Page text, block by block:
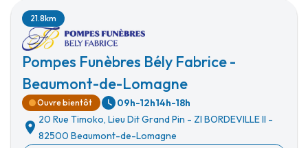
Pompes Funèbres Bély Fabrice -
Beaumont-de-Lomagne
21.8km
Ouvre bientôt 09h-12h14h-18h
20 Rue Timoko, Lieu Dit Grand Pin - ZI BORDEVILLE II -
82500 Beaumont-de-Lomagne